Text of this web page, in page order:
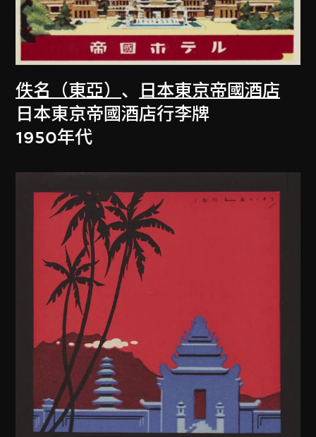
佚名（東亞） 、
日本東京帝國酒店
日本東京帝國酒店行李牌
1950年代